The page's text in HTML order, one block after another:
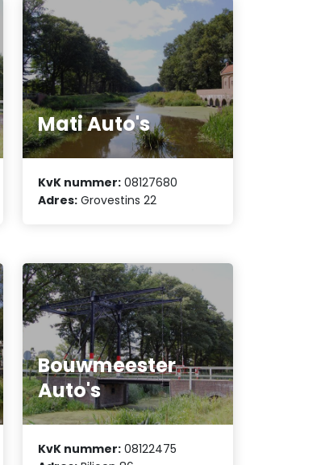
Mati Auto's
KvK nummer: 08127680
Adres: Grovestins 22
Bouwmeester
Auto's
KvK nummer: 08122475